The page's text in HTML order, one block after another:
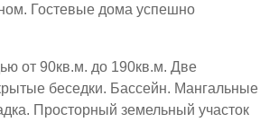
Гостевые дома успешно
от 90кв.м. до 190кв.м. Две
беседки. Бассейн. Мангальные
Просторный земельный участок